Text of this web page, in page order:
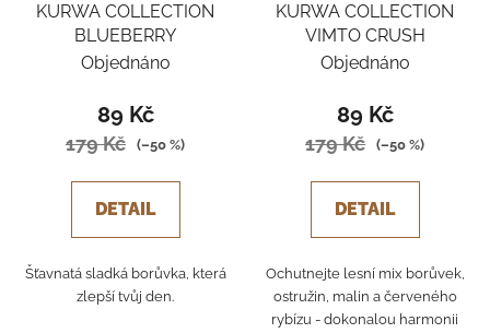
KURWA COLLECTION
BLUEBERRY
Objednáno
89 Kč
179 Kč (–50 %)
DETAIL
Šťavnatá sladká borůvka, která
zlepší tvůj den.
KURWA COLLECTION
VIMTO CRUSH
Objednáno
89 Kč
179 Kč (–50 %)
DETAIL
Ochutnejte lesní mix borůvek,
ostružin, malin a červeného
rybízu - dokonalou harmonii